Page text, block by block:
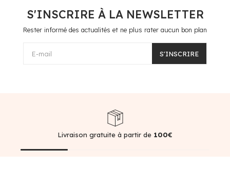
S'INSCRIRE À LA NEWSLETTER
Rester informé des actualités et ne plus rater aucun bon plan
E-mail S'INSCRIRE
Livraison gratuite à partir de 100€